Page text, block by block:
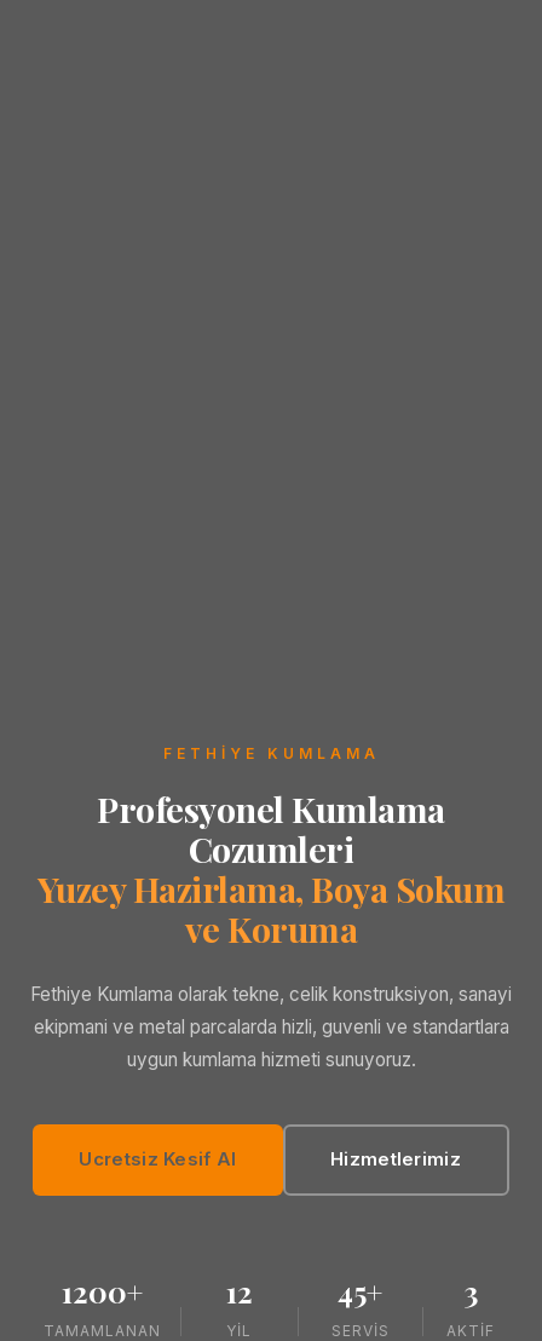
FETHIYE KUMLAMA
Profesyonel Kumlama
Cozumleri
Yuzey Hazirlama, Boya Sokum
ve Koruma
Fethiye Kumlama olarak tekne, celik konstruksiyon, sanayi
ekipmani ve metal parcalarda hizli, guvenli ve standartlara
uygun kumlama hizmeti sunuyoruz.
Ucretsiz Kesif Al Hizmetlerimiz
1200+
TAMAMLANAN
12
YIL
45+
SERVIS
3
AKTIF